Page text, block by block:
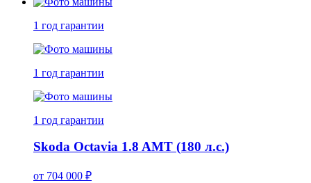
1 год гарантии
1 год гарантии
1 год гарантии
Skoda Octavia 1.8 AMT (180 л.с.)
от 704 000 ₽